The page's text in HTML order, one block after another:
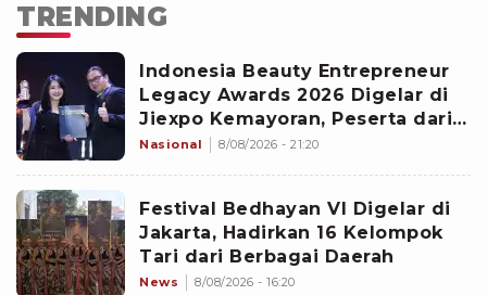
TRENDING
Indonesia Beauty Entrepreneur
Legacy Awards 2026 Digelar di
Jiexpo Kemayoran, Peserta dari
4 Negara Adu Karya PMU
Nasional 8/08/2026 - 21:20
Festival Bedhayan VI Digelar di
Jakarta, Hadirkan 16 Kelompok
Tari dari Berbagai Daerah
News 8/08/2026 - 16:20